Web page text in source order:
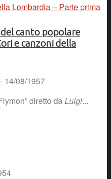
canto popolare
e canzoni della
- 14/08/1957
diretto daLuigi...